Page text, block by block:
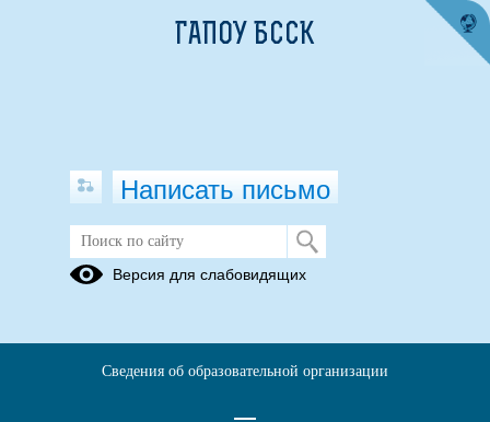
Безопасность
(посмотреть)
ГАПОУ БССК
Написать письмо
Версия для слабовидящих
Сведения об образовательной организации